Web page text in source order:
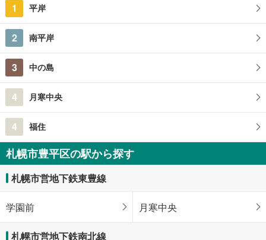
1 平岸
2 南平岸
3 中の島
4 月寒中央
4 福住
札幌市豊平区の駅から探す
札幌市営地下鉄東豊線
学園前 月寒中央
札幌市営地下鉄南北線